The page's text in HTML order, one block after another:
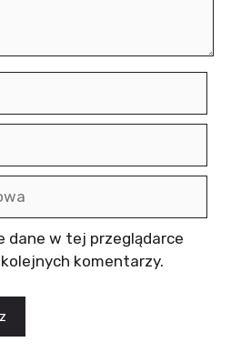
dane w tej przeglądarce
komentarzy.